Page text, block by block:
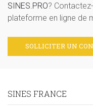
SINES.PRO?
plateforme en ligne de
SOLLICITER UN
SINES FRANCE